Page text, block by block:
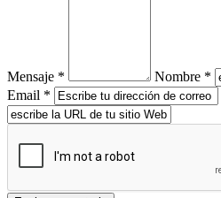
Mensaje *
Nombre *
Email *